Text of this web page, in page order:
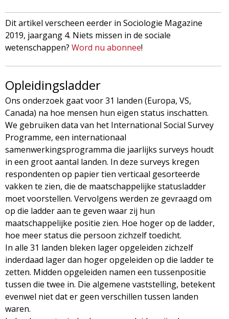
Dit artikel verscheen eerder in Sociologie Magazine
2019, jaargang 4. Niets missen in de sociale
wetenschappen? Word nu abonnee!
Opleidingsladder
Ons onderzoek gaat voor 31 landen (Europa, VS,
Canada) na hoe mensen hun eigen status inschatten.
We gebruiken data van het International Social Survey
Programme, een internationaal
samenwerkingsprogramma die jaarlijks surveys houdt
in een groot aantal landen. In deze surveys kregen
respondenten op papier tien verticaal gesorteerde
vakken te zien, die de maatschappelijke statusladder
moet voorstellen. Vervolgens werden ze gevraagd om
op die ladder aan te geven waar zij hun
maatschappelijke positie zien. Hoe hoger op de ladder,
hoe meer status die persoon zichzelf toedicht.
In alle 31 landen bleken lager opgeleiden zichzelf
inderdaad lager dan hoger opgeleiden op die ladder te
zetten. Midden opgeleiden namen een tussenpositie
tussen die twee in. Die algemene vaststelling, betekent
evenwel niet dat er geen verschillen tussen landen
waren.